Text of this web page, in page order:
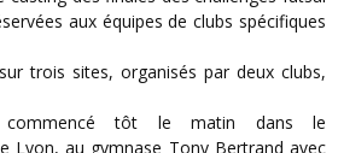
aux équipes de clubs spécifiques
trois sites, organisés par deux clubs,
commencé tôt le matin dans le
Lyon, au gymnase Tony Bertrand avec